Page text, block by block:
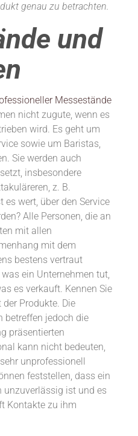
genau zu betrachten.
und
Messestände
nicht zugute, wenn es
wird. Es geht um
sowie um Baristas,
Sie werden auch
insbesondere
z. B.
es wert, über den Service
Alle Personen, die an
mit allen
mit dem
bestens vertraut
ein Unternehmen tut,
es verkauft. Kennen Sie
Produkte. Die
betreffen jedoch die
präsentierten
kann nicht bedeuten,
unprofessionell
feststellen, dass ein
unzuverlässig ist und es
Kontakte zu ihm